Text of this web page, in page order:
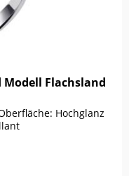
Flachsland
Hochglanz